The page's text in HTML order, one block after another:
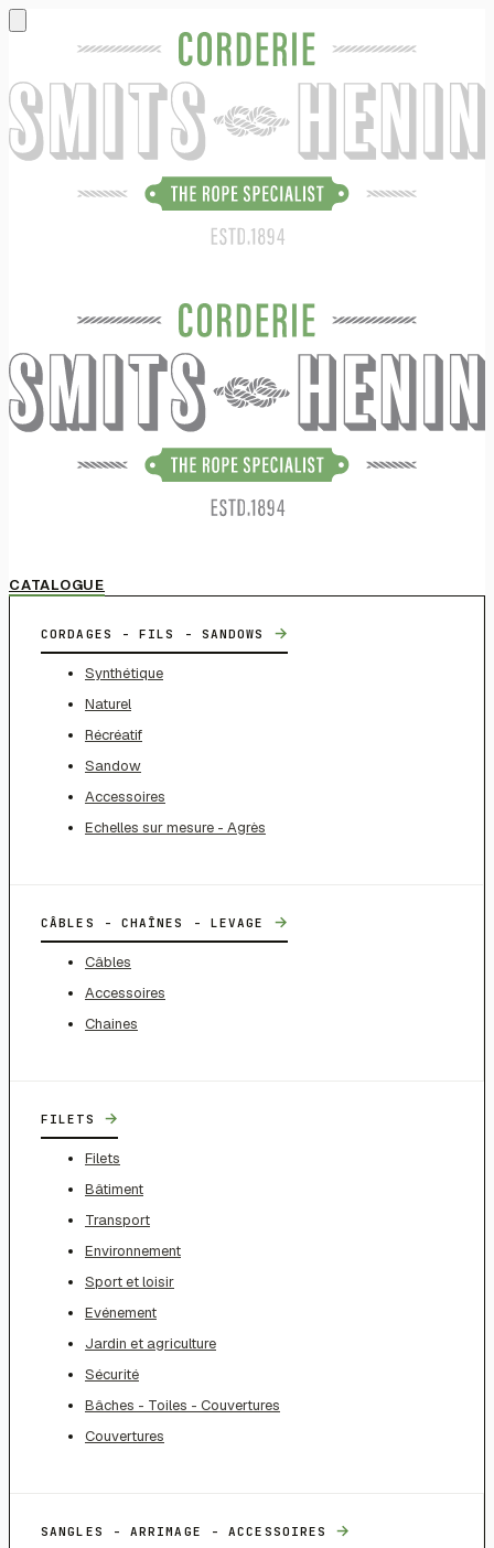
CATALOGUE
CORDAGES - FILS - SANDOWS →
Synthétique
Naturel
Récréatif
Sandow
Accessoires
Echelles sur mesure - Agrès
CÂBLES - CHAÎNES - LEVAGE →
Câbles
Accessoires
Chaines
FILETS →
Filets
Bâtiment
Transport
Environnement
Sport et loisir
Evénement
Jardin et agriculture
Sécurité
Bâches - Toiles - Couvertures
Couvertures
SANGLES - ARRIMAGE - ACCESSOIRES →